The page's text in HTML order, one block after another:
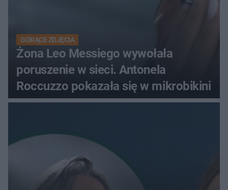
GORĄCE ZDJĘCIA
Żona Leo Messiego wywołała
poruszenie w sieci. Antonela
Roccuzzo pokazała się w mikrobikini